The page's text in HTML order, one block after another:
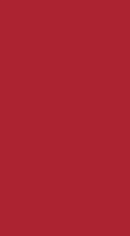
auch B2B-Kunden
gesamte EU –